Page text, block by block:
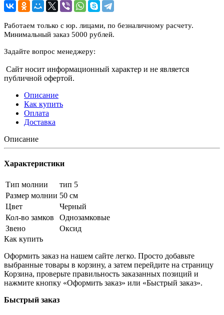
Работаем только с юр. лицами, по безналичному расчету.
Минимальный заказ 5000 рублей.
Задайте вопрос менеджеру:
Сайт носит информационный характер и не является
публичной офертой.
Описание
Как купить
Оплата
Доставка
Описание
Характеристики
Тип молнии
тип 5
Размер молнии 50 см
Цвет
Черный
Кол-во замков
Однозамковые
Звено
Оксид
Как купить
Оформить заказ на нашем сайте легко. Просто добавьте
выбранные товары в корзину, а затем перейдите на страницу
Корзина, проверьте правильность заказанных позиций и
нажмите кнопку «Оформить заказ» или «Быстрый заказ».
Быстрый заказ